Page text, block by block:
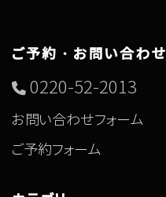
ご予約・お問い合わせ
0220-52-2013
お問い合わせフォーム
ご予約フォーム